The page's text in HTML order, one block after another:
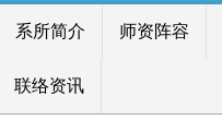
系所简介 师资阵容
联络资讯